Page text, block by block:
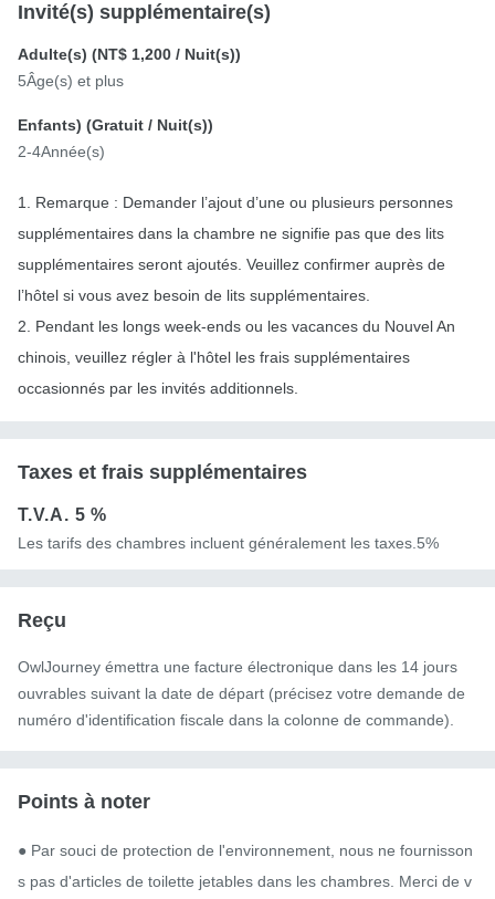
Invité(s) supplémentaire(s)
Adulte(s) (NT$ 1,200 / Nuit(s))
5Âge(s) et plus
Enfants) (Gratuit / Nuit(s))
2-4Année(s)
1. Remarque : Demander l’ajout d’une ou plusieurs personnes
supplémentaires dans la chambre ne signifie pas que des lits
supplémentaires seront ajoutés. Veuillez confirmer auprès de
l’hôtel si vous avez besoin de lits supplémentaires.
2. Pendant les longs week-ends ou les vacances du Nouvel An
chinois, veuillez régler à l'hôtel les frais supplémentaires
occasionnés par les invités additionnels.
Taxes et frais supplémentaires
T.V.A. 5 %
Les tarifs des chambres incluent généralement les taxes.5%
Reçu
OwlJourney émettra une facture électronique dans les 14 jours
ouvrables suivant la date de départ (précisez votre demande de
numéro d'identification fiscale dans la colonne de commande).
Points à noter
● Par souci de protection de l'environnement, nous ne fournisson
s pas d'articles de toilette jetables dans les chambres. Merci de v